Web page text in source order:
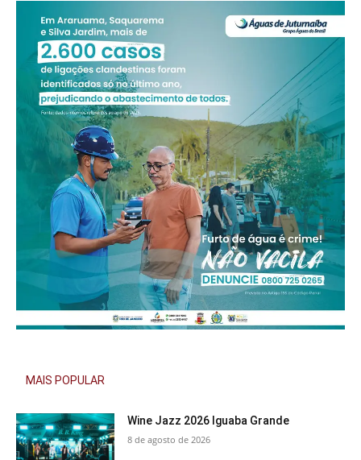
MAIS POPULAR
Wine Jazz 2026 Iguaba Grande
8 de agosto de 2026